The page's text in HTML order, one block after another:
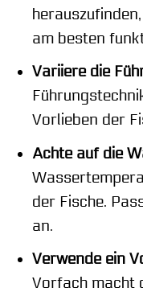
am besten
Variiere die
Vorlieben der
Achte auf die
der Fische.
an.
Verwende ein
Vorfach macht